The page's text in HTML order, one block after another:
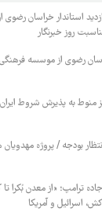
استاندار خراسان
روز خبرنگار
رضوی از موسسه
منوط به پذیرش شروط
بودجه / پروژه
ترامپ؛ «از معدن بُکرا
اسرائیل و آمریکا